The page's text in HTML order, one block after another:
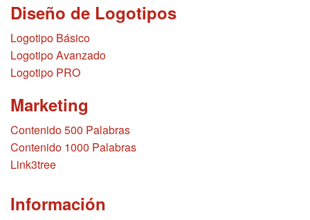
Diseño de Logotipos
Logotipo Básico
Logotipo Avanzado
Logotipo PRO
Marketing
Contenido 500 Palabras
Contenido 1000 Palabras
Link3tree
Información